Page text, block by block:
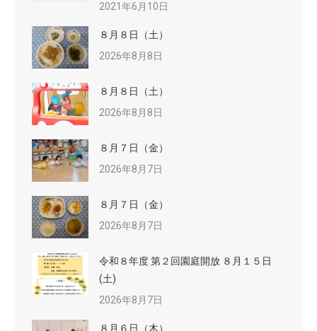
2021年6月10日
８月８日（土）
2026年8月8日
８月８日（土）
2026年8月8日
８月７日（金）
2026年8月7日
８月７日（金）
2026年8月7日
令和８年度 第２回園庭開放 ８月１５日
(土)
2026年8月7日
８月６日（木）